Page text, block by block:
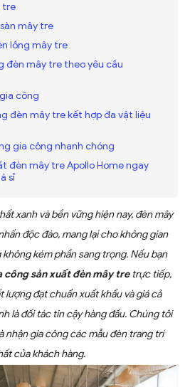
tre
mây tre
lồng mây tre
đèn mây tre theo yêu cầu
công
đèn mây tre kết hợp đa vật liệu
gia công nhanh chóng
đèn mây tre Apollo Home ngay
sỉ
xanh và bền vững hiện nay, đèn mây
độc đáo, mang lại cho không gian
kém phần sang trọng. Nếu bạn
công sản xuất đèn mây tretrực tiếp,
lượng đạt chuẩn xuất khẩu và giá cả
là đối tác tin cậy hàng đầu. Chúng tôi
nhận gia công các mẫu đèn trang trí
của khách hàng.